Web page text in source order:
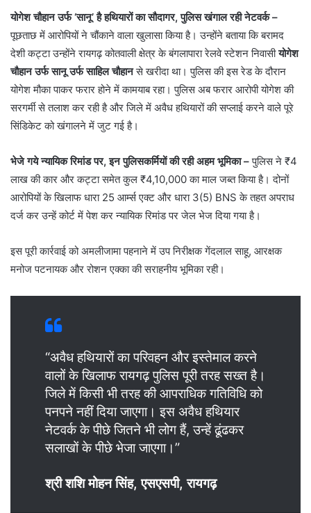
योगेश चौहान उर्फ ‘सानू’ है हथियारों का सौदागर, पुलिस खंगाल रही नेटवर्क –
पूछताछ में आरोपियों ने चौंकाने वाला खुलासा किया है। उन्होंने बताया कि बरामद
देशी कट्टा उन्होंने रायगढ़ कोतवाली क्षेत्र के बंगलापारा रेलवे स्टेशन निवासीयोगेश
चौहान उर्फ सानू उर्फ साहिल चौहानसे खरीदा था। पुलिस की इस रेड के दौरान
योगेश मौका पाकर फरार होने में कामयाब रहा। पुलिस अब फरार आरोपी योगेश की
सरगर्मी से तलाश कर रही है और जिले में अवैध हथियारों की सप्लाई करने वाले पूरे
सिंडिकेट को खंगालने में जुट गई है।
भेजे गये न्यायिक रिमांड पर, इन पुलिसकर्मियों की रही अहम भूमिका –पुलिस ने ₹4
लाख की कार और कट्टा समेत कुल ₹4,10,000 का माल जब्त किया है। दोनों
आरोपियों के खिलाफ धारा 25 आर्म्स एक्ट और धारा 3(5) BNS के तहत अपराध
दर्ज कर उन्हें कोर्ट में पेश कर न्यायिक रिमांड पर जेल भेज दिया गया है।
​इस पूरी कार्रवाई को अमलीजामा पहनाने में उप निरीक्षक गेंदलाल साहू, आरक्षक
मनोज पटनायक और रोशन एक्का की सराहनीय भूमिका रही।
“अवैध हथियारों का परिवहन और इस्तेमाल करने
वालों के खिलाफ रायगढ़ पुलिस पूरी तरह सख्त है।
जिले में किसी भी तरह की आपराधिक गतिविधि को
पनपने नहीं दिया जाएगा। इस अवैध हथियार
नेटवर्क के पीछे जितने भी लोग हैं, उन्हें ढूंढकर
सलाखों के पीछे भेजा जाएगा।”
श्री शशि मोहन सिंह, एसएसपी, रायगढ़